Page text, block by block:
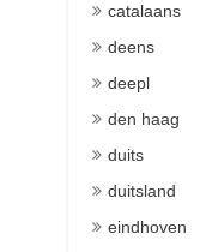
catalaans
deens
deepl
den haag
duits
duitsland
eindhoven